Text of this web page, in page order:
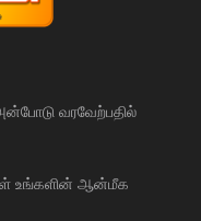
வரவேற்பதில்
உங்களின் ஆன்மீக